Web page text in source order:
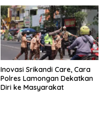
Inovasi Srikandi Care, Cara
Polres Lamongan Dekatkan
Diri ke Masyarakat